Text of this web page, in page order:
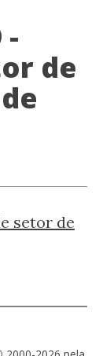
-
de
setor de